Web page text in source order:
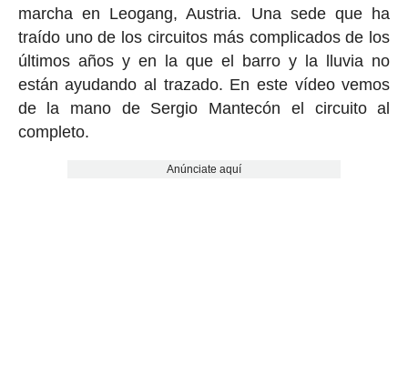
marcha en Leogang, Austria. Una sede que ha
traído uno de los circuitos más complicados de los
últimos años y en la que el barro y la lluvia no
están ayudando al trazado. En este vídeo vemos
de la mano de Sergio Mantecón el circuito al
completo.
Anúnciate aquí